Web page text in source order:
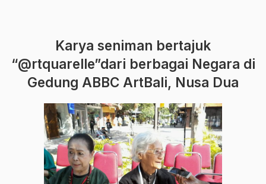
Karya seniman bertajuk
“@rtquarelle”dari berbagai Negara di
Gedung ABBC ArtBali, Nusa Dua